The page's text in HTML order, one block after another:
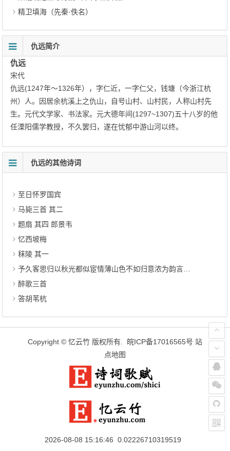
精卫填海（先秦·佚名）
仇远简介
仇远
宋代
仇远(1247年～1326年），字仁近，一字仁父，钱塘（今浙江杭
州）人。因居余杭溪上之仇山，自号山村、山村民，人称山村先
生。元代文学家、书法家。元大德年间(1297~1307)五十八岁的他
任溧阳儒学教授，不久罢归，遂在忧郁中游山河以终。
仇远的其他诗词
至日怀罗国宾
马毙三首 其二
题扇 其四 郎景韦
忆西坡梅
秣陵 其一
予久客思归以秋光都似宦情薄山色不如归意浓为韵言志约金溧诸友共赋寄钱唐亲旧 其九
醉歌三首
答胡苇杭
Copyright © 忆云竹 版权所有. 皖ICP备17016565号 站
点地图
2026-08-08 15:16:46 0.02226710319519